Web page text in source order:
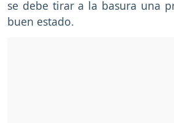
se debe tirar a la basura una
buen estado.